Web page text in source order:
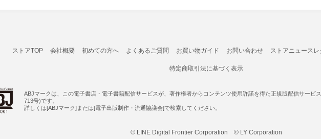
ストアTOP 会社概要 初めての方へ よくあるご質問 お買い物ガイド お問い合わせ ストアニュースレ
特定商取引法に基づく表示
ABJマークは、この電子書店・電子書籍配信サービスが、著作権者からコンテンツ使用許諾を得た正規版配信サービ
713号)です。
詳しくは[ABJマーク]または[電子出版制作・流通協議会]で検索してください。
© LINE Digital Frontier Corporation © LY Corporation